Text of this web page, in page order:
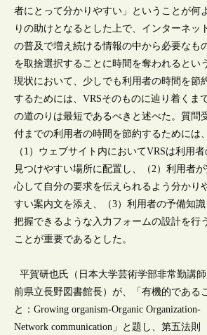
者にとって分かりやすい」ということが何
りの助けとなるとした上で、インターネッ
の普及で増え続ける情報の中から必要なも
を取捨選択することに時間を奪われるとい
現状において、少しでも利用者の時間を節
するためには、VRSそのものに辿り着くま
の道のりは最短であるべきと述べた。質問
付までの利用者の時間を節約するためには、
（1）ウェブサイト内においてVRSは利用者
見つけやすい場所に配置し、（2）利用者
心して自分の要求を伝えられるよう分かり
すい案内文を添え、（3）利用者の予備知識
把握できるような入力フォームの設計を行
ことが重要であるとした。
平賀研也氏（日本大学芸術学部非常勤講師
前県立長野図書館長）が、「有機的である
と：Growing organism-Organic Organization-
Network communication」と題し、第五法則